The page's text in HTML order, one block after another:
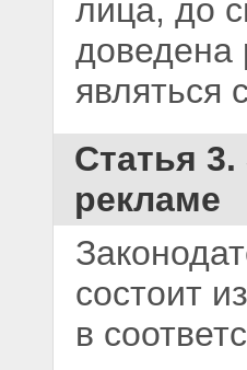
лица, до
являться
Статья
рекламе
состоит
в